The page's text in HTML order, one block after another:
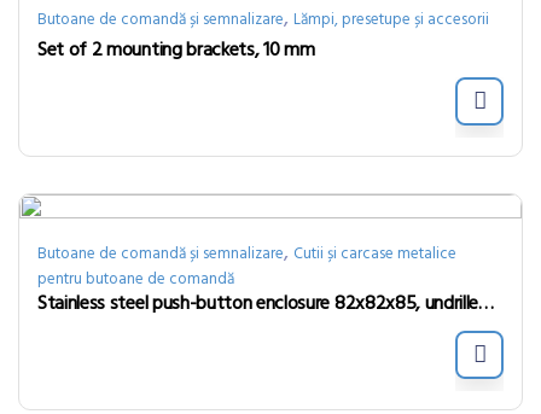
Butoane de comandă și semnalizare, Lămpi, presetupe și accesorii
Set of 2 mounting brackets, 10 mm
Butoane de comandă și semnalizare, Cutii și carcase metalice
pentru butoane de comandă
Stainless steel push-button enclosure 82x82x85, undrilled, without cable entry